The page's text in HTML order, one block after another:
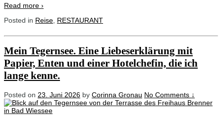
Read more ›
Posted in Reise RESTAURANT
Mein Tegernsee. Eine Liebeserklärung mit
Papier, Enten und einer Hotelchefin, die ich
lange kenne.
Posted on 23. Juni 2026 by Corinna Gronau No Comments ↓